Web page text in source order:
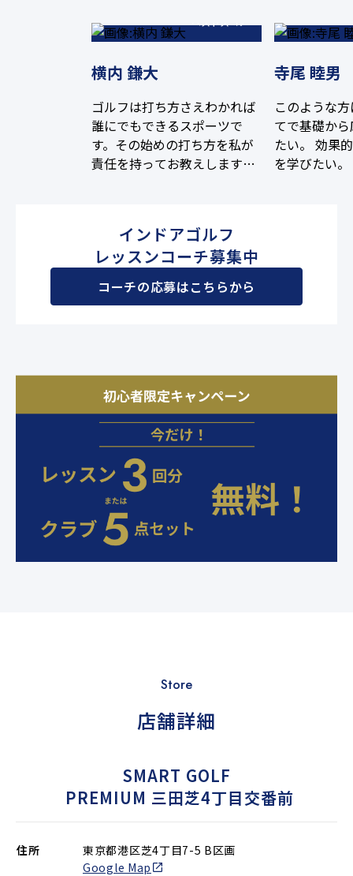
横内 鎌大
ゴルフは打ち方さえわかれば
誰にでもできるスポーツで
す。その始めの打ち方を私が
責任を持ってお教えします！
と思います。そのあなたのゴ
ルフをさらに効率よく上達で
きるお手伝いをさせていただ
きます！
寺尾 睦男
このような
てで基礎か
たい。 効果
を学びたい
インドアゴルフ
レッスンコーチ募集中
コーチの応募はこちらから
Store
店舗詳細
SMART GOLF
PREMIUM 三田芝4丁目交番前
住所
東京都港区芝4丁目7-5 B区画
Google Map